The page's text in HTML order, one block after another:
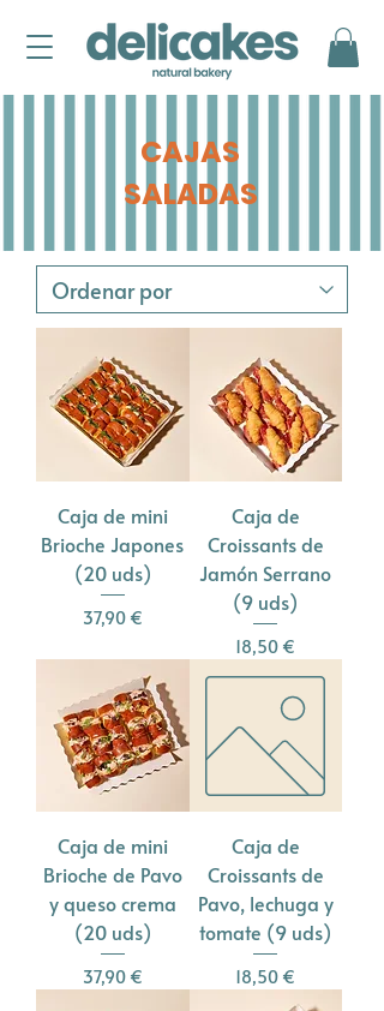
CAJAS
SALADAS
Caja de mini
Brioche Japones
(20 uds)
Precio
37,90 €
Caja de
Croissants de
Jamón Serrano
(9 uds)
Precio
18,50 €
Caja de mini
Brioche de Pavo
y queso crema
(20 uds)
Precio
37,90 €
Caja de
Croissants de
Pavo, lechuga y
tomate (9 uds)
Precio
18,50 €